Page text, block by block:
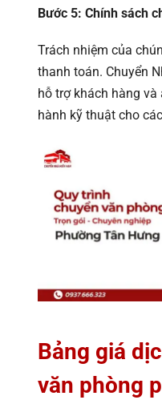
Bước 5: Chính sách
Trách nhiệm của
thanh toán. Chuyển
hỗ trợ khách hàng
hành kỹ thuật cho
Bảng giá
văn phòng